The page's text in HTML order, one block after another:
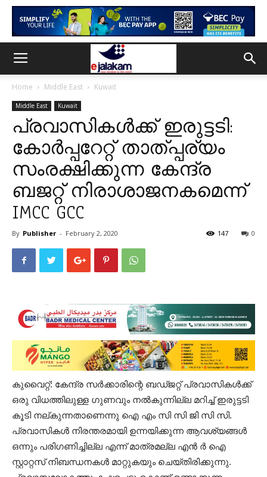
Home Middle East Kuwait
Middle East Kuwait
പ്രവാസികള്‍ക്ക് ഇരുട്ടടി:
കോര്‍പ്പറേറ്റ് താത്പ്പര്യം
സംരക്ഷിക്കുന്ന കേന്ദ്ര
ബജറ്റ് നിരാശാജനകമെന്ന്
IMCC GCC
By Publisher - February 2, 2020 0
147
കുവൈറ്റ്: കേന്ദ്ര സർക്കാരിന്റെ ബഡ്ജറ്റ് പ്രവാസികൾക്ക്
ഒരു വിധത്തിലുള്ള ഗുണവും നൽകുന്നില്ല മറിച്ച് ഇരുട്ടടി
കൂടി നല്കുന്നതാണെന്നു ഐ എം സി സി ജി സി സി.
പ്രവാസികൾ നിരന്തരമായി ഉന്നയിക്കുന്ന ആവശ്യങ്ങൾ
ഒന്നും പരിഗണിച്ചില്ല എന്ന് മാത്രമല്ല എൻ ർ ഐ
സ്റ്റാറ്റസ് നിബന്ധനകൾ മാറ്റുകയും ചെയ്തിരിക്കുന്നു.